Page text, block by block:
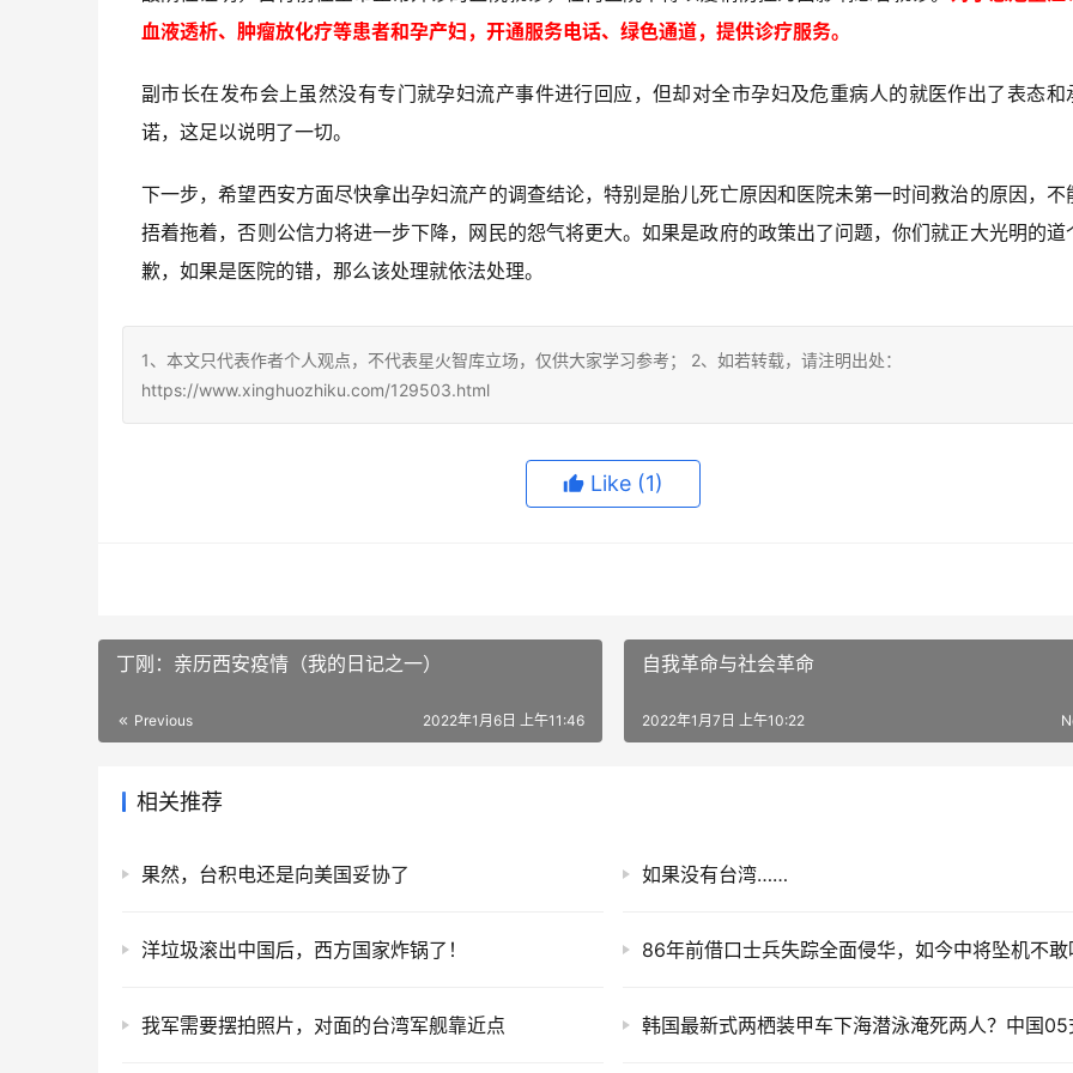
血液透析、肿瘤放化疗等患者和孕产妇，开通服务电话、绿色通道，提供诊疗服务。
副市长在发布会上虽然没有专门就孕妇流产事件进行回应，但却对全市孕妇及危重病人的就医作出了表态和
诺，这足以说明了一切。
下一步，希望西安方面尽快拿出孕妇流产的调查结论，特别是胎儿死亡原因和医院未第一时间救治的原因，不
捂着拖着，否则公信力将进一步下降，网民的怨气将更大。如果是政府的政策出了问题，你们就正大光明的道
歉，如果是医院的错，那么该处理就依法处理。
1、本文只代表作者个人观点，不代表星火智库立场，仅供大家学习参考； 2、如若转载，请注明出处：
https://www.xinghuozhiku.com/129503.html
Like (1)
丁刚：亲历西安疫情（我的日记之一）
Previous 2022年1月6日 上午11:46
自我革命与社会革命
2022年1月7日 上午10:22
相关推荐
果然，台积电还是向美国妥协了 如果没有台湾……
洋垃圾滚出中国后，西方国家炸锅了！
我军需要摆拍照片，对面的台湾军舰靠近点